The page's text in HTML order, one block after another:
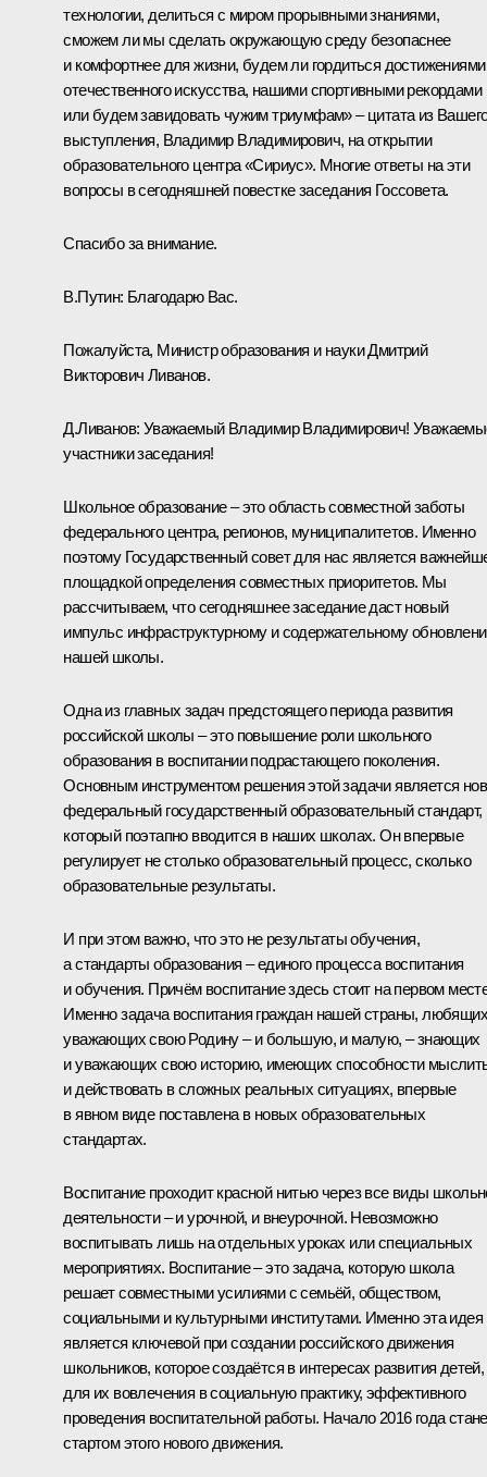
технологии, делиться с миром прорывными знаниями,
сможем ли мы сделать окружающую среду безопаснее
и комфортнее для жизни, будем ли гордиться достижениями
отечественного искусства, нашими спортивными рекордами
или будем завидовать чужим триумфам» – цитата из
выступления, Владимир Владимирович, на открытии
образовательного центра «Сириус». Многие ответы на эти
вопросы в сегодняшней повестке заседания Госсовета.
Спасибо за внимание.
В.Путин: Благодарю Вас.
Пожалуйста, Министр образования и науки Дмитрий
Викторович Ливанов.
Д.Ливанов: Уважаемый Владимир Владимирович!
участники заседания!
Школьное образование – это область совместной заботы
федерального центра, регионов, муниципалитетов. Именно
поэтому Государственный совет для нас является
площадкой определения совместных приоритетов. Мы
рассчитываем, что сегодняшнее заседание даст новый
импульс инфраструктурному и содержательному
нашей школы.
Одна из главных задач предстоящего периода развития
российской школы – это повышение роли школьного
образования в воспитании подрастающего поколения.
Основным инструментом решения этой задачи является
федеральный государственный образовательный стандарт,
который поэтапно вводится в наших школах. Он впервые
регулирует не столько образовательный процесс, сколько
образовательные результаты.
И при этом важно, что это не результаты обучения,
а стандарты образования – единого процесса воспитания
и обучения. Причём воспитание здесь стоит на первом
Именно задача воспитания граждан нашей страны,
уважающих свою Родину – и большую, и малую, – знающих
и уважающих свою историю, имеющих способности
и действовать в сложных реальных ситуациях, впервые
в явном виде поставлена в новых образовательных
стандартах.
Воспитание проходит красной нитью через все виды
деятельности – и урочной, и внеурочной. Невозможно
воспитывать лишь на отдельных уроках или специальных
мероприятиях. Воспитание – это задача, которую школа
решает совместными усилиями с семьёй, обществом,
социальными и культурными институтами. Именно эта идея
является ключевой при создании российского движения
школьников, которое создаётся в интересах развития детей,
для их вовлечения в социальную практику, эффективного
проведения воспитательной работы. Начало 2016 года
стартом этого нового движения.